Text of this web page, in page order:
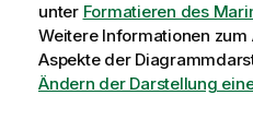
unter Formatieren des
Weitere Informationen
Aspekte der
Ändern der Darstellung